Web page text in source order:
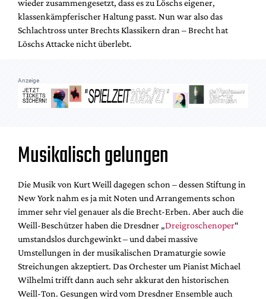
wieder zusammengesetzt, dass es zu Löschs eigener,
klassenkämpferischer Haltung passt. Nun war also das
Schlachtross unter Brechts Klassikern dran – Brecht hat
Löschs Attacke nicht überlebt.
Anzeige
Musikalisch gelungen
Die Musik von Kurt Weill dagegen schon – dessen Stiftung in
New York nahm es ja mit Noten und Arrangements schon
immer sehr viel genauer als die Brecht-Erben. Aber auch die
Weill-Beschützer haben die Dresdner „Dreigroschenoper“
umstandslos durchgewinkt – und dabei massive
Umstellungen in der musikalischen Dramaturgie sowie
Streichungen akzeptiert. Das Orchester um Pianist Michael
Wilhelmi trifft dann auch sehr akkurat den historischen
Weill-Ton. Gesungen wird vom Dresdner Ensemble auch